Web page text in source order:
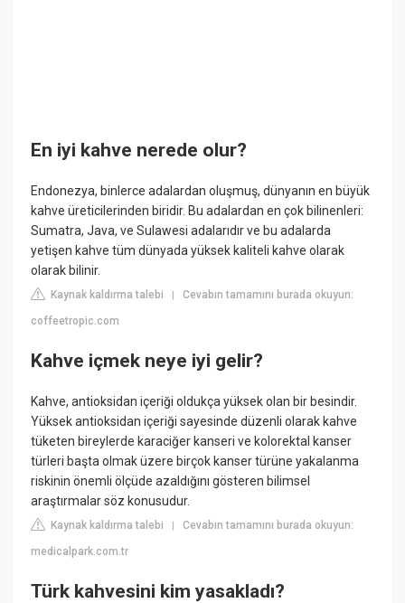
En iyi kahve nerede olur?
Endonezya, binlerce adalardan oluşmuş, dünyanın en büyük
kahve üreticilerinden biridir. Bu adalardan en çok bilinenleri:
Sumatra, Java, ve Sulawesi adalarıdır ve bu adalarda
yetişen kahve tüm dünyada yüksek kaliteli kahve olarak
olarak bilinir.
Kaynak kaldırma talebi |Cevabın tamamını burada okuyun:
coffeetropic.com
Kahve içmek neye iyi gelir?
Kahve, antioksidan içeriği oldukça yüksek olan bir besindir.
Yüksek antioksidan içeriği sayesinde düzenli olarak kahve
tüketen bireylerde karaciğer kanseri ve kolorektal kanser
türleri başta olmak üzere birçok kanser türüne yakalanma
riskinin önemli ölçüde azaldığını gösteren bilimsel
araştırmalar söz konusudur.
Kaynak kaldırma talebi |Cevabın tamamını burada okuyun:
medicalpark.com.tr
Türk kahvesini kim yasakladı?